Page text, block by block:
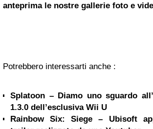
anteprima le nostre gallerie foto e
Potrebbero interessarti anche :
Splatoon – Diamo uno sguardo
1.3.0 dell’esclusiva Wii U
Rainbow Six: Siege – Ubisoft